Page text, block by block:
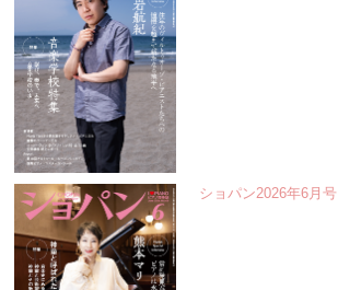
ショパン2026年6月号